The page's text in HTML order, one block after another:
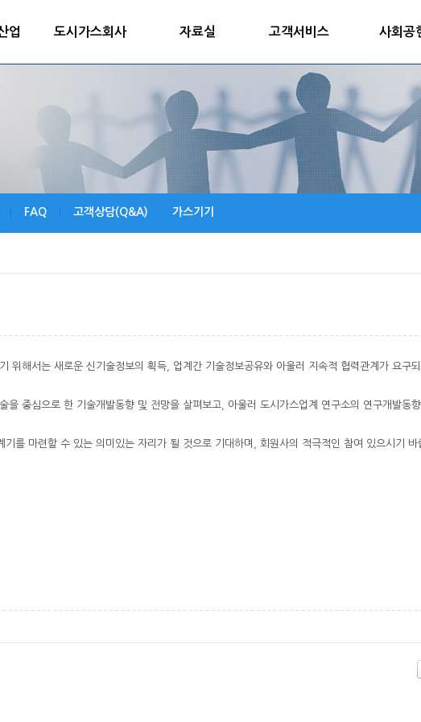
업 도시가스회사 자료실 고객서비스 사회공
FAQ 고객상담(Q&A) 가스기기
위해서는 새로운 신기술정보의 획득, 업계간 기술정보공유와 아울러 지속적 협력관계가 요구
중심으로 한 기술개발동향 및 전망을 살펴보고, 아울러 도시가스업계 연구소의 연구개발동
를 마련할 수 있는 의미있는 자리가 될 것으로 기대하며, 회원사의 적극적인 참여 있으시기 바